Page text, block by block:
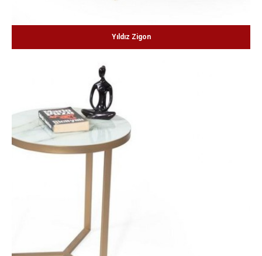
Yıldız Zigon